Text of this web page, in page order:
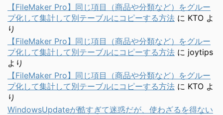
【FileMaker Pro】同じ項目（商品や分類など）をグルー
プ化して集計して別テーブルにコピーする方法 に KTO よ
り
【FileMaker Pro】同じ項目（商品や分類など）をグルー
プ化して集計して別テーブルにコピーする方法 に joytips
より
【FileMaker Pro】同じ項目（商品や分類など）をグルー
プ化して集計して別テーブルにコピーする方法 に KTO よ
り
WindowsUpdateが酷すぎて迷惑だが、使わざるを得ない